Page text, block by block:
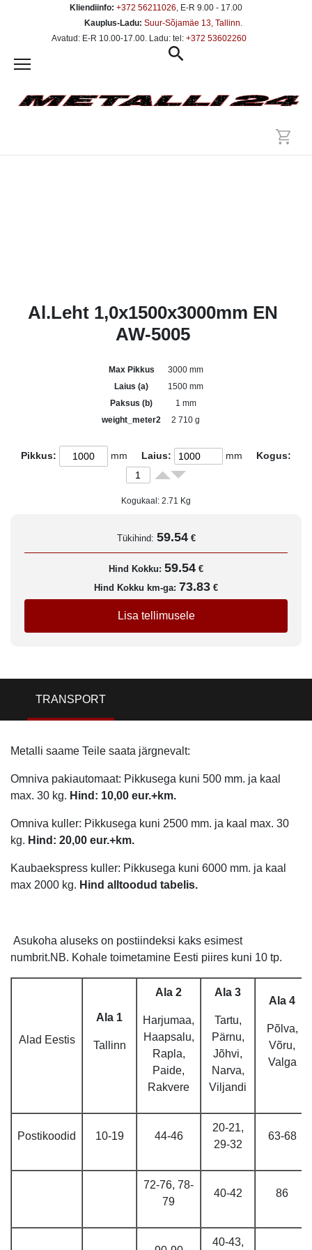
Kliendiinfo: +372 56211026, E-R 9.00 - 17.00
Kauplus-Ladu: Suur-Sõjamäe 13, Tallinn.
Avatud: E-R 10.00-17.00. Ladu: tel: +372 53602260
Al.Leht 1,0x1500x3000mm EN
AW-5005
Max Pikkus
3000 mm
Laius (a)
1500 mm
Paksus (b)
1 mm
weight_meter2
2 710 g
Pikkus: mm Laius: mm Kogus:
Kogukaal: 2.71 Kg
Tükihind: 59.54 €
Hind Kokku: 59.54 €
Hind Kokku km-ga: 73.83 €
Lisa tellimusele
TRANSPORT
Metalli saame Teile saata järgnevalt:
Omniva pakiautomaat: Pikkusega kuni 500 mm. ja kaal
max. 30 kg. Hind: 10,00 eur.+km.
Omniva kuller: Pikkusega kuni 2500 mm. ja kaal max. 30
kg. Hind: 20,00 eur.+km.
Kaubaekspress kuller: Pikkusega kuni 6000 mm. ja kaal
max 2000 kg. Hind alltoodud tabelis.
Asukoha aluseks on postiindeksi kaks esimest
numbrit.NB. Kohale toimetamine Eesti piires kuni 10 tp.
Alad Eestis
Ala 1
Tallinn
Ala 2
Harjumaa,
Haapsalu,
Rapla,
Paide,
Rakvere
Ala 3
Tartu,
Pärnu,
Jõhvi,
Narva,
Viljandi
Ala 4
Põlva,
Võru,
Valga
Postikoodid 10-19 44-46
20-21,
29-32
63-68
72-76, 78-
79
40-42 86
40-43,